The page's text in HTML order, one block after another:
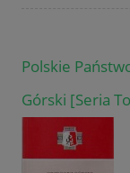
Polskie
Górski [Seria